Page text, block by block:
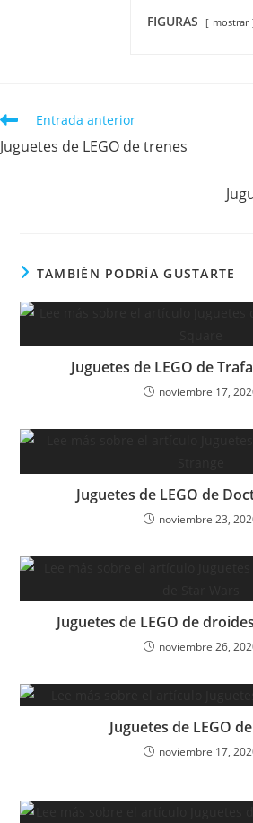
FIGURAS mostrar
Entrada anterior
Juguetes de LEGO de trenes
TAMBIÉN PODRÍA GUSTARTE
Juguetes de LEGO de
noviembre 17,
Juguetes de LEGO de
noviembre 23,
Juguetes de LEGO de
noviembre 26,
Juguetes de LEGO
noviembre 17,